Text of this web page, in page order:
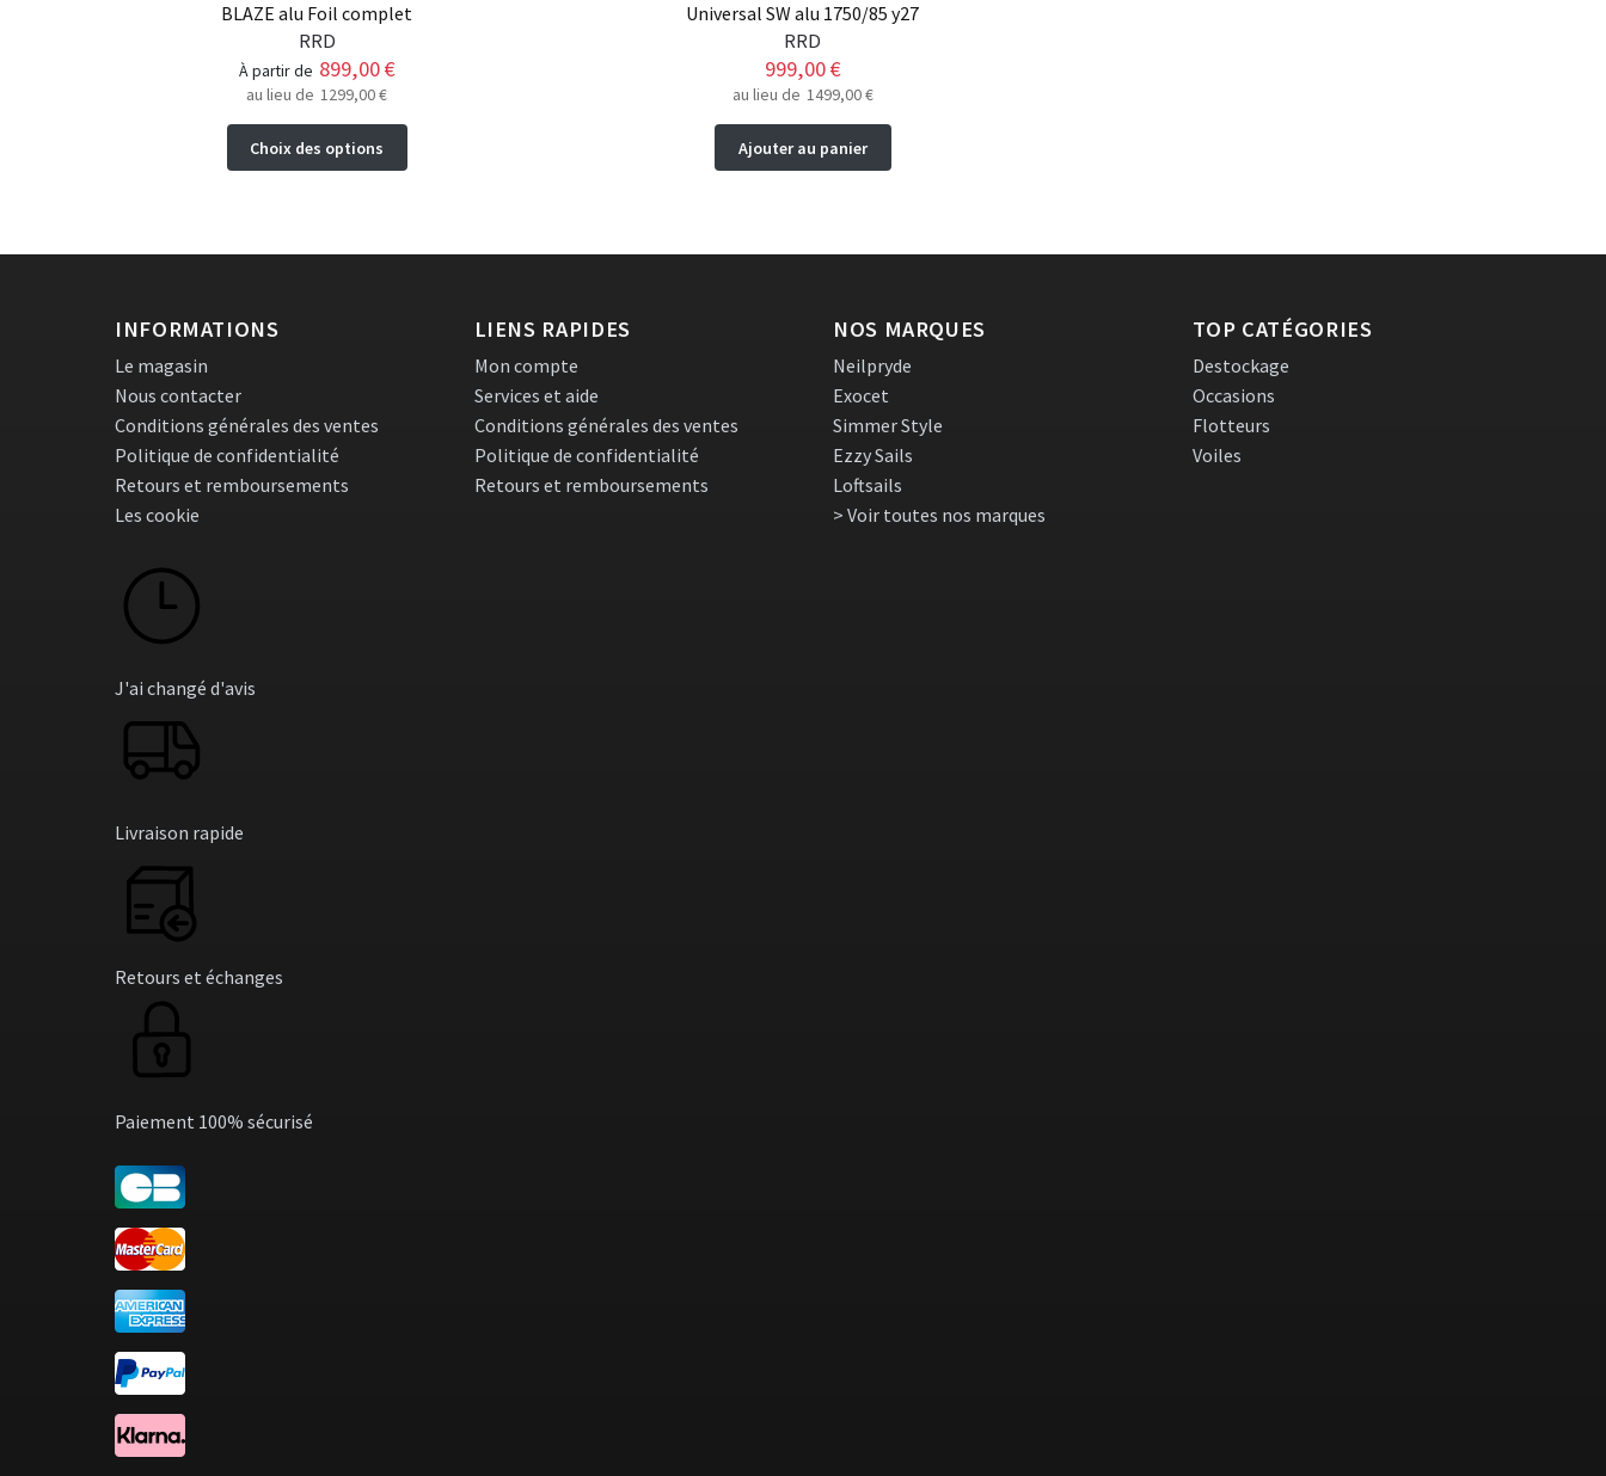
BLAZE alu Foil complet
RRD
à partir de 899,00€
au lieu de 1299,00€
Choix des options
produit
Universal SW alu 1750/85 y27
RRD
999,00€
au lieu de 1499,00€
Ajouter au panier
INFORMATIONS
Le magasin
Nous contacter
Conditions générales des ventes
Politique de confidentialité
Retours et remboursements
Les cookie
J'ai changé d'avis
Livraison rapide
Retours et échanges
Paiement 100% sécurisé
LIENS RAPIDES
Mon compte
Services et aide
Conditions générales des ventes
Politique de confidentialité
Retours et remboursements
NOS MARQUES
Neilpryde
Exocet
Simmer Style
Ezzy Sails
Loftsails
> Voir toutes nos marques
TOP CATÉGORIES
Destockage
Occasions
Flotteurs
Voiles